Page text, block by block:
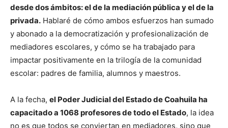
desde dos ámbitos: el de la mediación pública y el de la
privada. Hablaré de cómo ambos esfuerzos han sumado
y abonado a la democratización y profesionalización de
mediadores escolares, y cómo se ha trabajado para
impactar positivamente en la trilogía de la comunidad
escolar: padres de familia, alumnos y maestros.
A la fecha, el Poder Judicial del Estado de Coahuila ha
capacitado a 1068 profesores de todo el Estado, la idea
no es que todos se conviertan en mediadores, sino que